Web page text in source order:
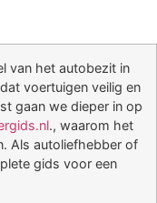
van het autobezit in
voertuigen veilig en
gaan we dieper in op
., waarom het
Als autoliefhebber of
gids voor een